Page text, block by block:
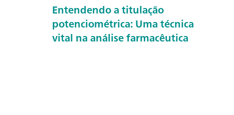
Entendendo a titulação
potenciométrica: Uma técnica
vital na análise farmacêutica